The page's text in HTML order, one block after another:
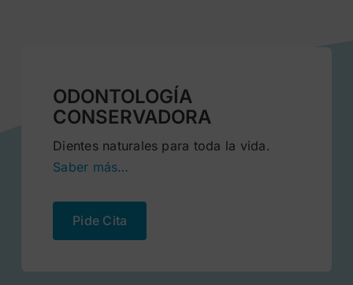
ODONTOLOGÍA
CONSERVADORA
Dientes naturales para toda la vida.
Saber más…
Pide Cita